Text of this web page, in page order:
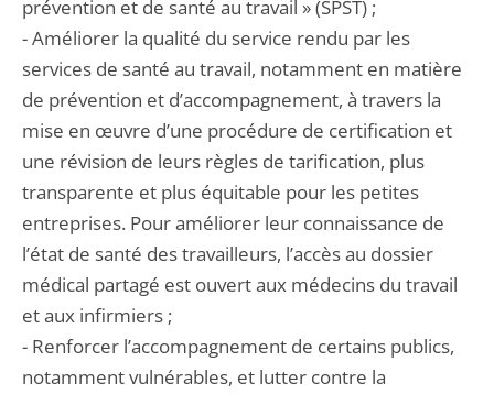
prévention et de santé au travail » (SPST) ;
- Améliorer la qualité du service rendu par les
services de santé au travail, notamment en matière
de prévention et d’accompagnement, à travers la
mise en œuvre d’une procédure de certification et
une révision de leurs règles de tarification, plus
transparente et plus équitable pour les petites
entreprises. Pour améliorer leur connaissance de
l’état de santé des travailleurs, l’accès au dossier
médical partagé est ouvert aux médecins du travail
et aux infirmiers ;
- Renforcer l’accompagnement de certains publics,
notamment vulnérables, et lutter contre la